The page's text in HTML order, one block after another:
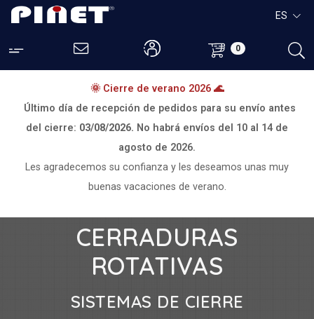
0
ES
🌞 Cierre de verano 2026 🌊
Último día de recepción de pedidos para su envío antes
del cierre: 03/08/2026. No habrá envíos del 10 al 14 de
agosto de 2026.
Les agradecemos su confianza y les deseamos unas muy
buenas vacaciones de verano.
CERRADURAS
ROTATIVAS
SISTEMAS DE CIERRE